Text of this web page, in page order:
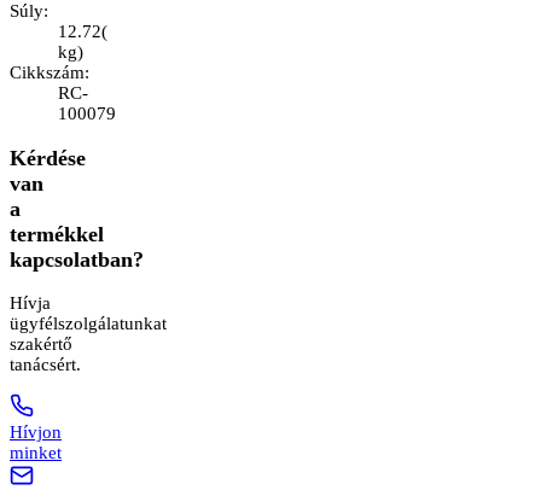
Súly:
12.72(
kg)
Cikkszám:
RC-
100079
Kérdése
van
a
termékkel
kapcsolatban?
Hívja
ügyfélszolgálatunkat
szakértő
tanácsért.
Hívjon
minket